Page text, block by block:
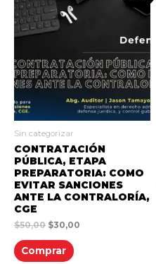
Sin categorizar
CONTRATACIÓN
PÚBLICA, ETAPA
PREPARATORIA: COMO
EVITAR SANCIONES
ANTE LA CONTRALORÍA,
CGE
$50,00 $30,00
Comprar